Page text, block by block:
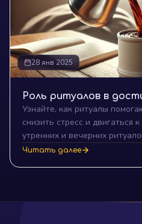
28 янв 2025
Роль ритуалов в
Узнайте, как ритуалы
снизить стресс и двигаться
утренних и вечерних
продуктивной жизни.
Читать далее